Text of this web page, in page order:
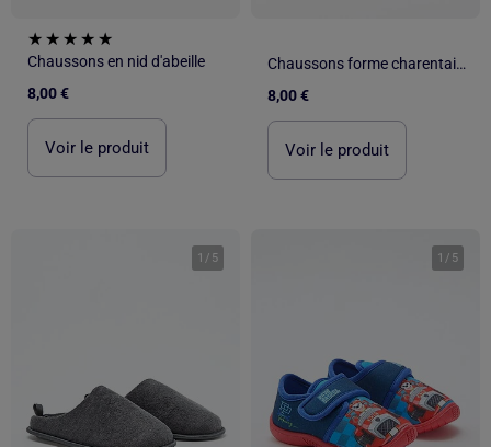
Chaussons en nid d'abeille
8,00 €
Voir le produit
Chaussons forme charentaise
8,00 €
Voir le produit
1 / 5 1 / 5